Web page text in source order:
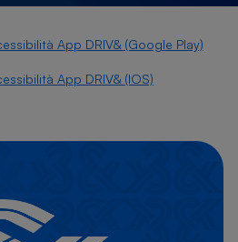
App DRIV& (Google Play)
App DRIV& (IOS)